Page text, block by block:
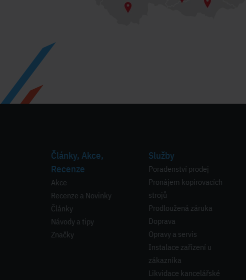
Články, Akce,
Recenze
Akce
Recenze a Novinky
Články
Návody a tipy
Značky
Služby
Poradenství prodej
Pronájem kopírovacích
strojů
Prodloužená záruka
Doprava
Opravy a servis
Instalace zařízení u
zákazníka
Likvidace kancelářské